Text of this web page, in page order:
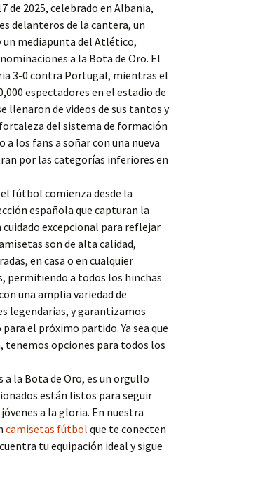
de 2025, celebrado en Albania,
delanteros de la cantera, un
un mediapunta del Atlético,
a la Bota de Oro. El
3-0 contra Portugal, mientras el
espectadores en el estadio de
llenaron de videos de sus tantos y
del sistema de formación
los fans a soñar con una nueva
por las categorías inferiores en
fútbol comienza desde la
española que capturan la
excepcional para reflejar
son de alta calidad,
en casa o en cualquier
permitiendo a todos los hinchas
una amplia variedad de
legendarias, y garantizamos
el próximo partido. Ya sea que
tenemos opciones para todos los
la Bota de Oro, es un orgullo
están listos para seguir
a la gloria. En nuestra
camisetas fútbol que te conecten
tu equipación ideal y sigue